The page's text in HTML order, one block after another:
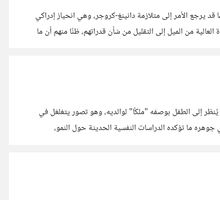
يرجع الأمر إلى متلازمة دانينغ-كروجر، وهي انحياز إدراكي
من الميل إلى التقليل من شأن قدراتهم، ظنًا منهم أن ما
كثيرة، يُنظر إلى الطفل بوصفه "ملكًا" لوالديه، وهو تصور يتغلغل في
ما تؤكده الدراسات النفسية الحديثة حول النمو،